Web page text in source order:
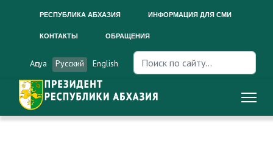
РЕСПУБЛИКА АБХАЗИЯ ИНФОРМАЦИЯ ДЛЯ СМИ
КОНТАКТЫ ОБРАЩЕНИЯ
Аԥсуа Русский English